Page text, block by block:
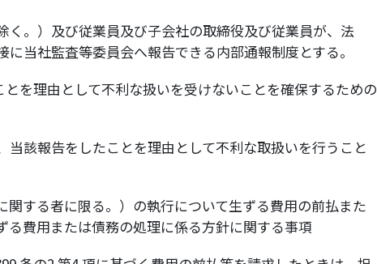
。）及び従業員及び子会社の取締役及び従業員が、法
当社監査等委員会へ報告できる内部通報制度とする。
を理由として不利な扱いを受けないことを確保するための
該報告をしたことを理由として不利な取扱いを行うこと
関する者に限る。）の執行について生ずる費用の前払また
費用または債務の処理に係る方針に関する事項